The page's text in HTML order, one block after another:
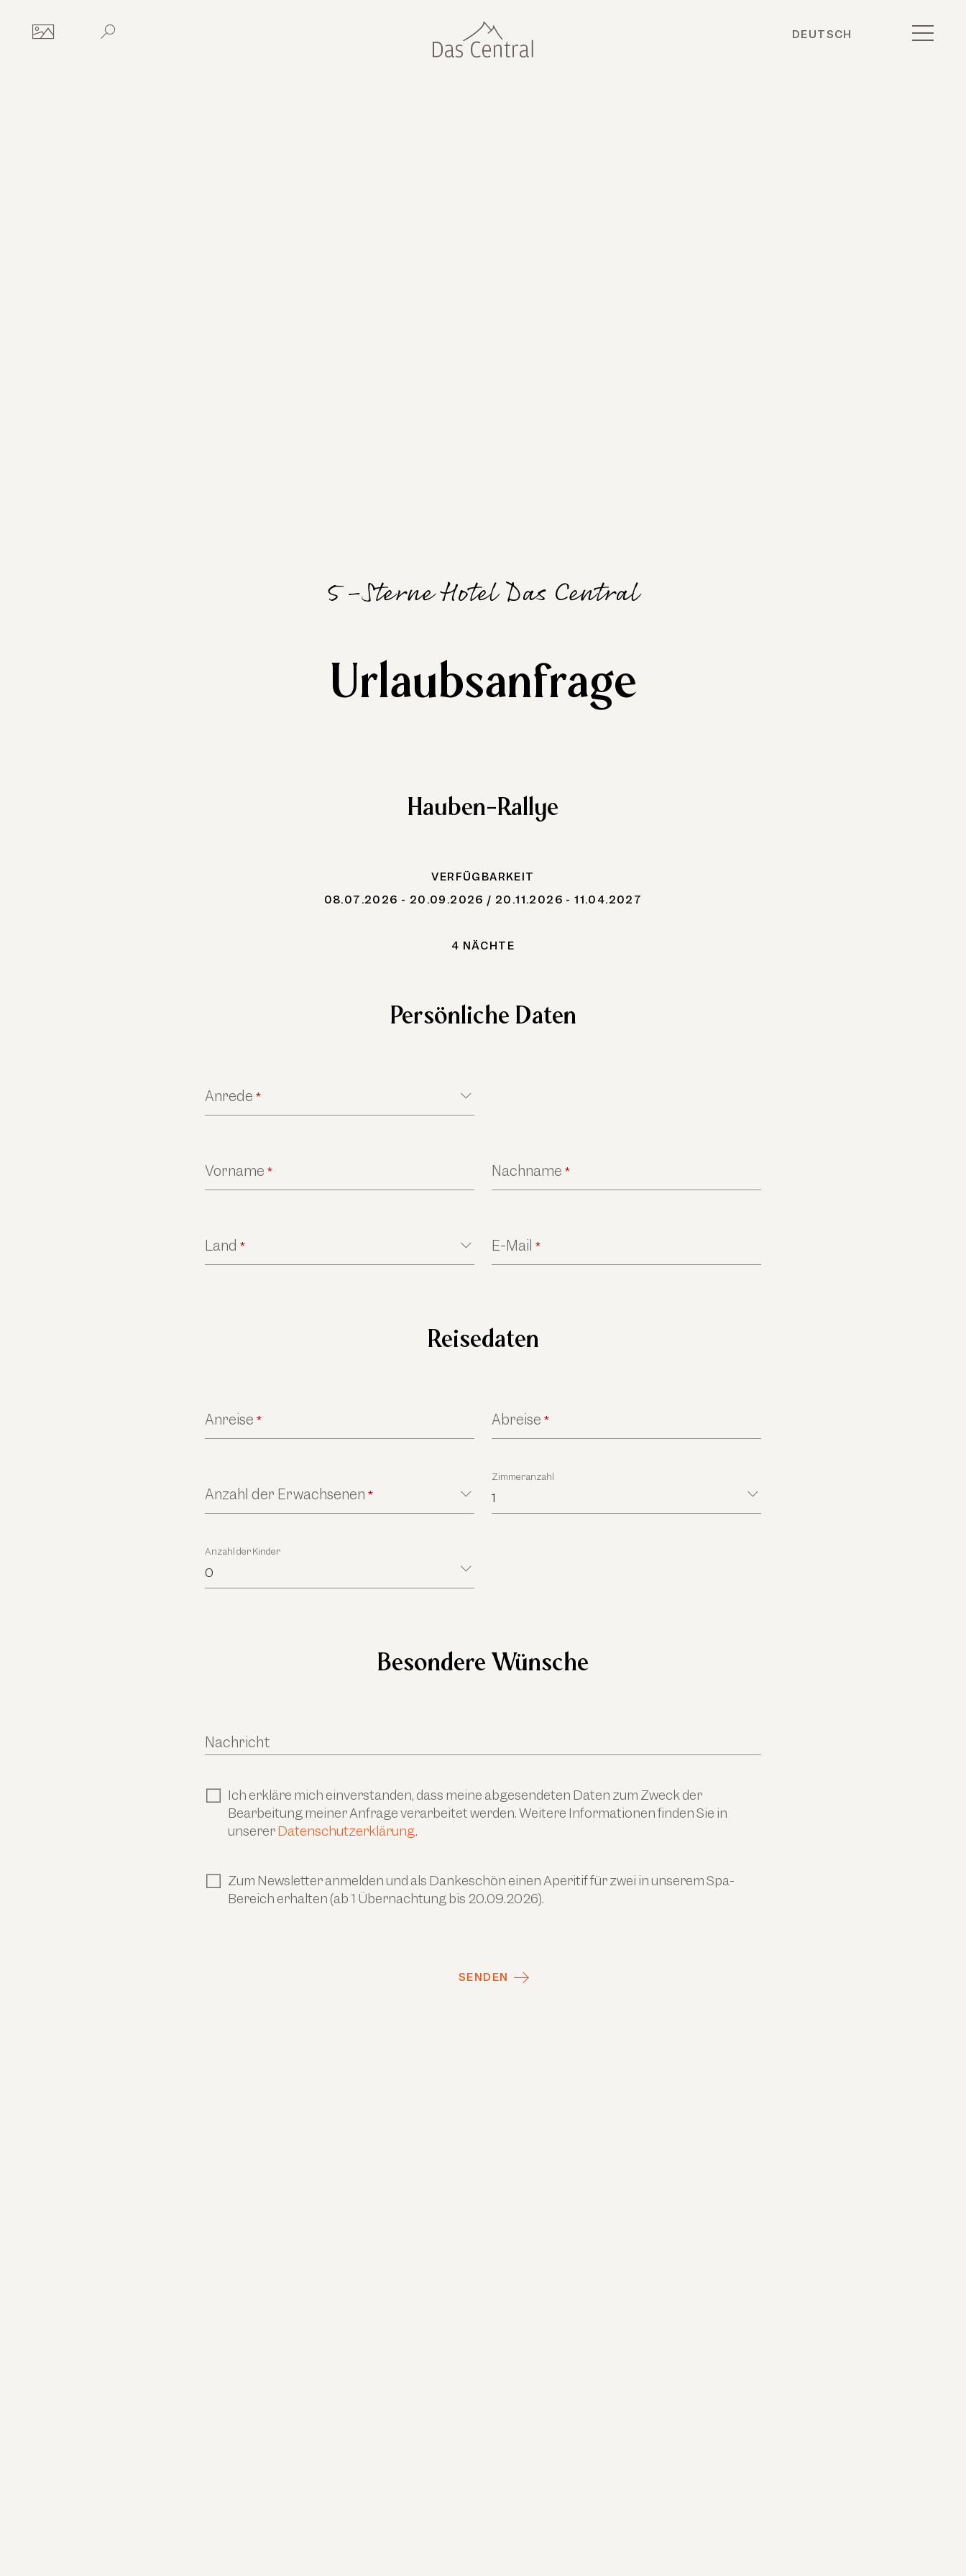
DEUTSCH
5-Sterne Hotel Das Central
Urlaubsanfrage
Hauben-Rallye
VERFÜGBARKEIT
08.07.2026 - 20.09.2026 / 20.11.2026 - 11.04.2027
4 NÄCHTE
Persönliche Daten
Anrede *
Vorname * Nachname *
Land * E-Mail *
Reisedaten
Anreise * Abreise *
Anzahl der Erwachsenen *
Zimmeranzahl
1
Anzahl der Kinder
0
Besondere Wünsche
Nachricht
Ich erkläre mich einverstanden, dass meine abgesendeten Daten zum Zweck der
Bearbeitung meiner Anfrage verarbeitet werden. Weitere Informationen finden Sie in
unsererDatenschutzerklärung.
Zum Newsletter anmelden und als Dankeschön einen Aperitif für zwei in unserem Spa-
Bereich erhalten (ab 1 Übernachtung bis 20.09.2026).
SENDEN